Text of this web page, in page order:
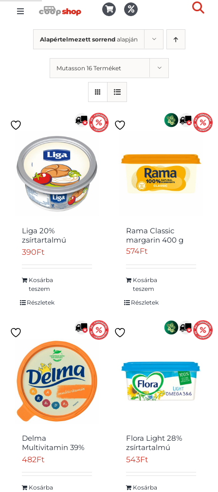
Kihagyás
Toggle
Bejelentkezés
Átvétel
Termékek
Alapértelmezett sorrendalapján
Mutasson 16 Terméket
Liga 20%
zsírtartalmú
margarin 450 g
390Ft
Kosárba
teszem
Részletek
Rama Classic
margarin 400 g
574Ft
Kosárba
teszem
Részletek
Delma
Multivitamin 39%
zsírtartalmú light
vitaminokkal 450 g
482Ft
Kosárba
Flora Light 28%
zsírtartalmú
margarin 400 g
543Ft
Kosárba